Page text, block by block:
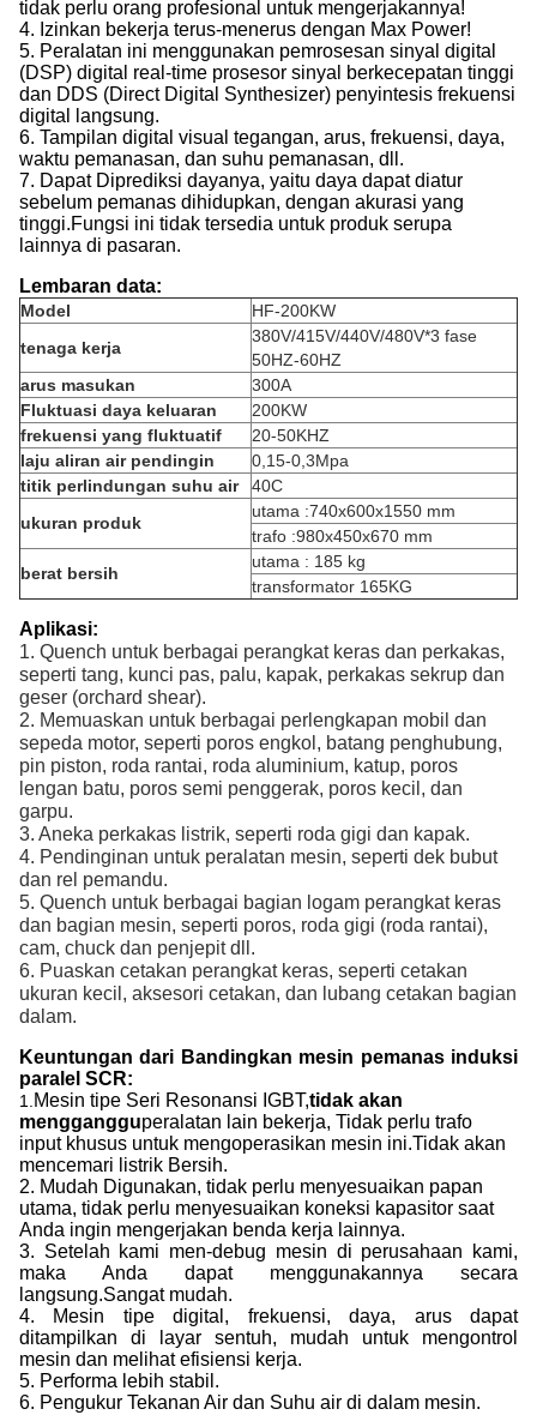
tidak perlu orang profesional untuk mengerjakannya!
4. Izinkan bekerja terus-menerus dengan Max Power!
5. Peralatan ini menggunakan pemrosesan sinyal digital
(DSP) digital real-time prosesor sinyal berkecepatan tinggi
dan DDS (Direct Digital Synthesizer) penyintesis frekuensi
digital langsung.
6. Tampilan digital visual tegangan, arus, frekuensi, daya,
waktu pemanasan, dan suhu pemanasan, dll.
7. Dapat Diprediksi dayanya, yaitu daya dapat diatur
sebelum pemanas dihidupkan, dengan akurasi yang
tinggi.Fungsi ini tidak tersedia untuk produk serupa
lainnya di pasaran.
Lembaran data:
Model
HF-200KW
tenaga kerja
380V/415V/440V/480V*3 fase
50HZ-60HZ
arus masukan
300A
Fluktuasi daya keluaran
200KW
frekuensi yang fluktuatif
20-50KHZ
laju aliran air pendingin
0,15-0,3Mpa
titik perlindungan suhu air
40C
ukuran produk
utama :740x600x1550 mm
trafo :980x450x670 mm
berat bersih
utama : 185 kg
transformator 165KG
Aplikasi:
1. Quench untuk berbagai perangkat keras dan perkakas,
seperti tang, kunci pas, palu, kapak, perkakas sekrup dan
geser (orchard shear).
2. Memuaskan untuk berbagai perlengkapan mobil dan
sepeda motor, seperti poros engkol, batang penghubung,
pin piston, roda rantai, roda aluminium, katup, poros
lengan batu, poros semi penggerak, poros kecil, dan
garpu.
3. Aneka perkakas listrik, seperti roda gigi dan kapak.
4. Pendinginan untuk peralatan mesin, seperti dek bubut
dan rel pemandu.
5. Quench untuk berbagai bagian logam perangkat keras
dan bagian mesin, seperti poros, roda gigi (roda rantai),
cam, chuck dan penjepit dll.
6. Puaskan cetakan perangkat keras, seperti cetakan
ukuran kecil, aksesori cetakan, dan lubang cetakan bagian
dalam.
Keuntungan dari Bandingkan mesin pemanas induksi
paralel SCR:
1. Mesin tipe Seri Resonansi IGBT,tidak akan
menggangguperalatan lain bekerja, Tidak perlu trafo
input khusus untuk mengoperasikan mesin ini.Tidak akan
mencemari listrik Bersih.
2. Mudah Digunakan, tidak perlu menyesuaikan papan
utama, tidak perlu menyesuaikan koneksi kapasitor saat
Anda ingin mengerjakan benda kerja lainnya.
3. Setelah kami men-debug mesin di perusahaan kami,
maka Anda dapat menggunakannya secara
langsung.Sangat mudah.
4. Mesin tipe digital, frekuensi, daya, arus dapat
ditampilkan di layar sentuh, mudah untuk mengontrol
mesin dan melihat efisiensi kerja.
5. Performa lebih stabil.
6. Pengukur Tekanan Air dan Suhu air di dalam mesin.